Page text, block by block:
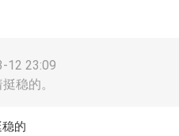
12 23:09
稳的。
的